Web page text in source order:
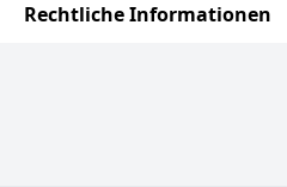
Rechtliche Informationen